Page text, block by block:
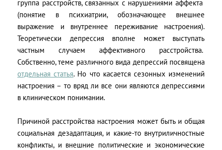
группа расстройств, связанных с нарушениями аффекта
(понятие в психиатрии, обозначающее внешнее
выражение и внутреннее переживание настроения).
Теоретически депрессия вполне может выступать
частным случаем аффективного расстройства.
Собственно, теме различного вида депрессий посвящена
отдельная статья. Но что касается сезонных изменений
настроения – то вряд ли все они являются депрессиями
в клиническом понимании.
Причиной расстройства настроения может быть и общая
социальная дезадаптация, и какие-то внутриличностные
конфликты, и внешние политические и экономические